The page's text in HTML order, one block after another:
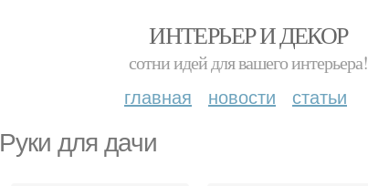
ИНТЕРЬЕР И ДЕКОР
сотни идей для вашего интерьера!
главная новости статьи
Руки для дачи